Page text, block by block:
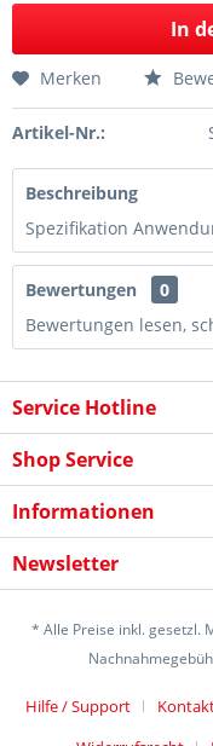
In
Merken
Artikel-Nr.:
Beschreibung
Spezifikation
Bewertungen
0
Bewertungen lesen,
Service Hotline
Shop Service
Informationen
Newsletter
* Alle Preise inkl. gesetzl.
Hilfe / Support